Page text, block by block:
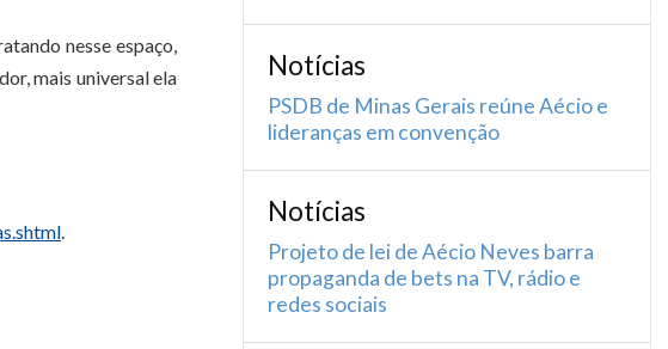
nesse espaço,
mais universal ela
.
Notícias
PSDB de Minas Gerais reúne Aécio e
lideranças em convenção
Notícias
Projeto de lei de Aécio Neves barra
propaganda de bets na TV, rádio e
redes sociais